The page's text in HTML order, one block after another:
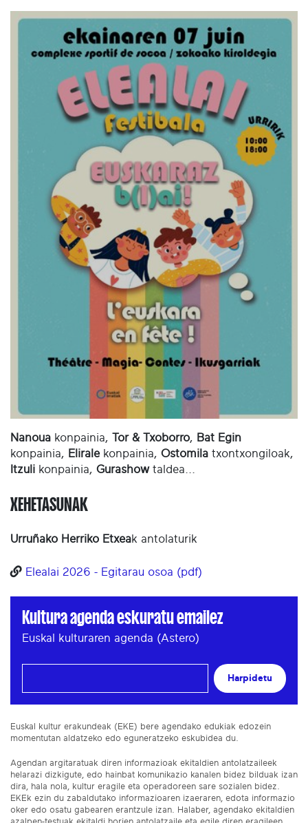
Nanoua konpainia, Tor & Txoborro, Bat Egin
konpainia, Eliralekonpainia, Ostomila txontxongiloak,
Itzuli konpainia, Gurashowtaldea...
XEHETASUNAK
Urruñako Herriko Etxeak antolaturik
Elealai 2026 - Egitarau osoa (pdf)
Kultura agenda eskuratu emailez
Euskal kulturaren agenda (Astero)
Harpidetu
Euskal kultur erakundeak (EKE) bere agendako edukiak edozein
momentutan aldatzeko edo eguneratzeko eskubidea du.
Agendan argitaratuak diren informazioak ekitaldien antolatzaileek
helarazi dizkigute, edo hainbat komunikazio kanalen bidez bilduak izan
dira, hala nola, kultur eragile eta operadoreen sare sozialen bidez.
EKEk ezin du zabaldutako informazioaren izaeraren, edota informazio
oker edo osatu gabearen erantzule izan. Halaber, agendako ekitaldien